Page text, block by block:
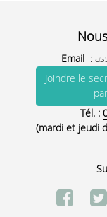
Email :
Joindre le
Tél. :
(mardi et jeudi